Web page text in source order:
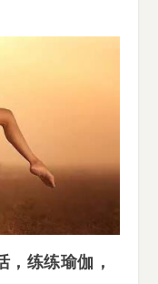
练练瑜伽，